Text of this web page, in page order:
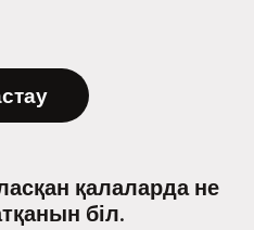
қалаларда не
біл.